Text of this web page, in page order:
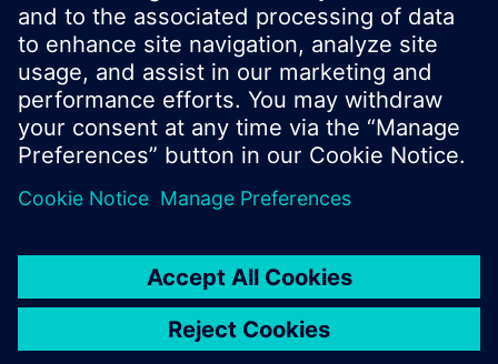
© Siemens Switzerland Ltd. 2018
I prodotti e i pressi possono variare a seconda del
Termini d'utilizzo